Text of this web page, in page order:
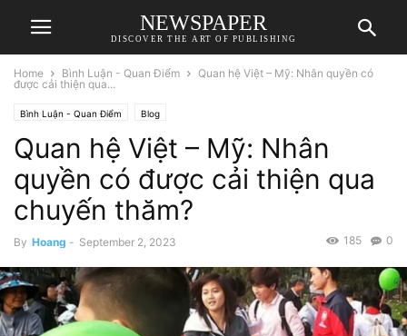
NEWSPAPER
DISCOVER THE ART OF PUBLISHING
Home Bình Luận - Quan Điểm
Quan hệ Việt – Mỹ: Nhân quyền có
được cải thiện qua...
Bình Luận - Quan Điểm Blog
Quan hệ Việt – Mỹ: Nhân
quyền có được cải thiện qua
chuyến thăm?
By Hoang - September 2, 2023 0
185